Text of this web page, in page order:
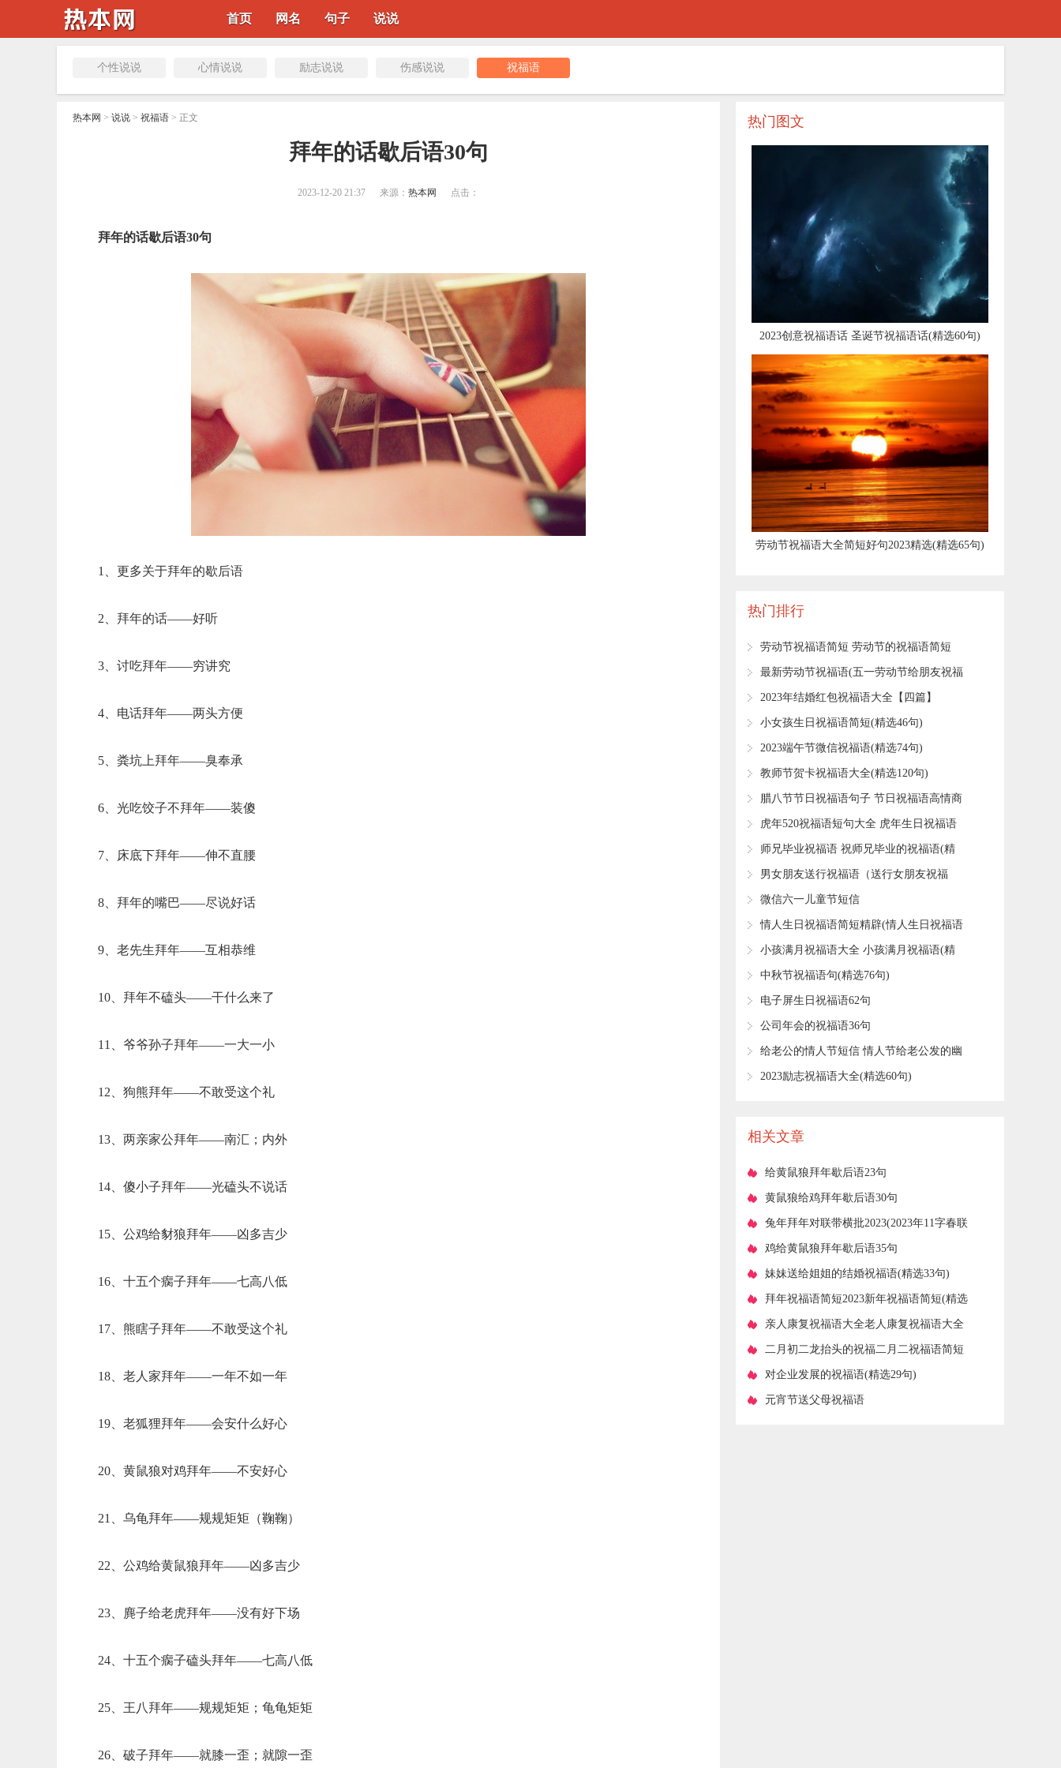
首页 网名 句子 说说
个性说说 心情说说 励志说说 伤感说说 祝福语
热本网 > 说说 > 祝福语 > 正文
​拜年的话歇后语30句
2023-12-20 21:37 来源： 热本网 点击：
拜年的话歇后语30句
1、更多关于拜年的歇后语
2、拜年的话——好听
3、讨吃拜年——穷讲究
4、电话拜年——两头方便
5、粪坑上拜年——臭奉承
6、光吃饺子不拜年——装傻
7、床底下拜年——伸不直腰
8、拜年的嘴巴——尽说好话
9、老先生拜年——互相恭维
10、拜年不磕头——干什么来了
11、爷爷孙子拜年——一大一小
12、狗熊拜年——不敢受这个礼
13、两亲家公拜年——南汇；内外
14、傻小子拜年——光磕头不说话
15、公鸡给豺狼拜年——凶多吉少
16、十五个瘸子拜年——七高八低
17、熊瞎子拜年——不敢受这个礼
18、老人家拜年——一年不如一年
19、老狐狸拜年——会安什么好心
20、黄鼠狼对鸡拜年——不安好心
21、乌龟拜年——规规矩矩（鞠鞠）
22、公鸡给黄鼠狼拜年——凶多吉少
23、麂子给老虎拜年——没有好下场
24、十五个瘸子磕头拜年——七高八低
25、王八拜年——规规矩矩；龟龟矩矩
26、破子拜年——就膝一歪；就隙一歪
热门图文
​2023创意祝福语话 圣诞节祝福语话(精选60句)
​劳动节祝福语大全简短好句2023精选(精选65句)
热门排行
​劳动节祝福语简短 劳动节的祝福语简短
(精选110句)
​最新劳动节祝福语(五一劳动节给朋友祝福
语)
​2023年结婚红包祝福语大全【四篇】
​小女孩生日祝福语简短(精选46句)
​2023端午节微信祝福语(精选74句)
​教师节贺卡祝福语大全(精选120句)
​腊八节节日祝福语句子 节日祝福语高情商
句子?(精选60句)
​虎年520祝福语短句大全 虎年生日祝福语
大全(精选65句)
​师兄毕业祝福语 祝师兄毕业的祝福语(精
选60句)
​男女朋友送行祝福语（送行女朋友祝福
语）
​微信六一儿童节短信
​情人生日祝福语简短精辟(情人生日祝福语
最温馨的话)
​小孩满月祝福语大全 小孩满月祝福语(精
选65句)
​中秋节祝福语句(精选76句)
​电子屏生日祝福语62句
​公司年会的祝福语36句
​给老公的情人节短信 情人节给老公发的幽
默短信
​2023励志祝福语大全(精选60句)
相关文章
​给黄鼠狼拜年歇后语23句
​黄鼠狼给鸡拜年歇后语30句
​兔年拜年对联带横批2023(2023年11字春联
对联带横批)
​鸡给黄鼠狼拜年歇后语35句
​妹妹送给姐姐的结婚祝福语(精选33句)
​拜年祝福语简短2023新年祝福语简短(精选
40句)
​亲人康复祝福语大全老人康复祝福语大全
(精选35句)
​二月初二龙抬头的祝福二月二祝福语简短
(99句)
​对企业发展的祝福语(精选29句)
​元宵节送父母祝福语